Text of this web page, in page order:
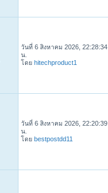
วันที่ 6 สิงหาคม 2026, 22:28:34
น.
โดยhitechproduct1
วันที่ 6 สิงหาคม 2026, 22:20:39
น.
โดยbestpostdd11